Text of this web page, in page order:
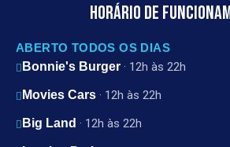
HORÁRIO DE
ABERTO TODOS OS DIAS
Bonnie's Burger · 12h às 22h
Movies Cars · 12h às 22h
Big Land · 12h às 22h